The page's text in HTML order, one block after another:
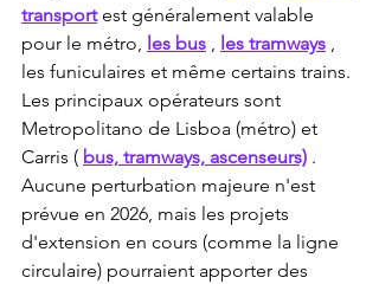
transport est généralement valable
pour le métro, les bus , les tramways ,
les funiculaires et même certains trains.
Les principaux opérateurs sont
Metropolitano de Lisboa (métro) et
Carris ( bus, tramways, ascenseurs) .
Aucune perturbation majeure n'est
prévue en 2026, mais les projets
d'extension en cours (comme la ligne
circulaire) pourraient apporter des